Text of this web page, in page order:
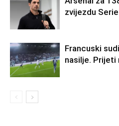
zvijezdu Serie
Francuski
nasilje. Prijeti